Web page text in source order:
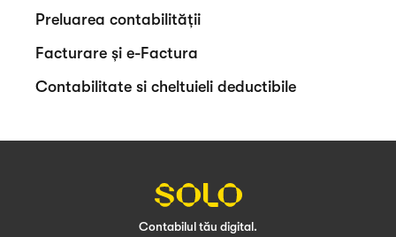
Preluarea contabilității
Facturare și e-Factura
Contabilitate si cheltuieli deductibile
Contabilul tău digital.